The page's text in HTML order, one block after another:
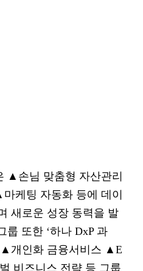
▲손님 맞춤형 자산관리
케팅 자동화 등에 데이
새로운 성장 동력을 발
룹 또한 ‘하나 DxP 과
▲개인화 금융서비스 ▲E
비즈니스 전략 등 그룹